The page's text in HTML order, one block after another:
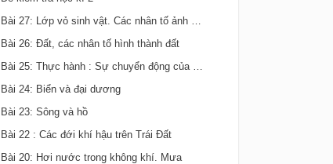
Bài 27: Lớp vỏ sinh vật. Các nhân tố ảnh hưởng đến sự phân bố thực, động vật trên Trái Đất
Bài 26: Đất, các nhân tố hình thành đất
Bài 25: Thực hành : Sự chuyển động của các dòng biển trong Đại dương
Bài 24: Biển và đại dương
Bài 23: Sông và hồ
Bài 22 : Các đới khí hậu trên Trái Đất
Bài 20: Hơi nước trong không khí. Mưa